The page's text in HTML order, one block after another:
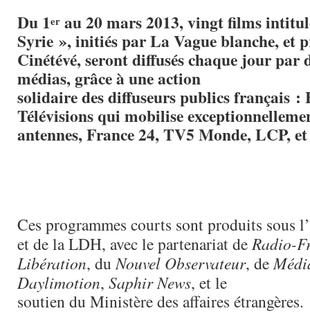
Du 1er au 20 mars 2013, vingt films
Syrie », initiés par La Vague blanche, et
Cinétévé, seront diffusés chaque jour par
médias, grâce à une action
solidaire des diffuseurs publics français :
Télévisions qui mobilise
antennes, France 24, TV5 Monde, LCP,
Ces programmes courts sont produits sous
et de la LDH, avec le partenariat deRadio-
Libération, duNouvel Observateur, de
Daylimotion, Saphir News, et le
soutien du Ministère des affaires étrangères.